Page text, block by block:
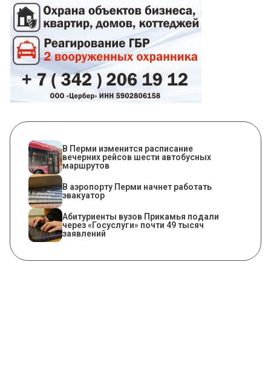
​В Перми изменится расписание
вечерних рейсов шести автобусных
маршрутов
В аэропорту Перми начнет работать
эвакуатор
Абитуриенты вузов Прикамья подали
через «Госуслуги» почти 49 тысяч
заявлений